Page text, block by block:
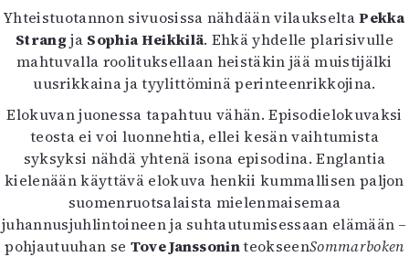
Yhteistuotannon sivuosissa nähdään vilaukseltaPekka
Strang ja Sophia Heikkilä. Ehkä yhdelle plarisivulle
mahtuvalla roolituksellaan heistäkin jää muistijälki
uusrikkaina ja tyylittöminä perinteenrikkojina.
Elokuvan juonessa tapahtuu vähän. Episodielokuvaksi
teosta ei voi luonnehtia, ellei kesän vaihtumista
syksyksi nähdä yhtenä isona episodina. Englantia
kielenään käyttävä elokuva henkii kummallisen paljon
suomenruotsalaista mielenmaisemaa
juhannusjuhlintoineen ja suhtautumisessaan elämään –
pohjautuuhan se Tove JanssoninteokseenSommarboken